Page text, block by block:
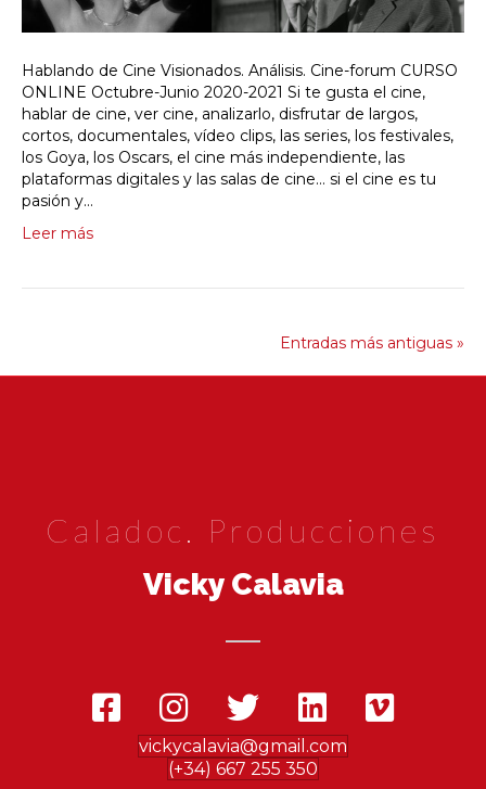
Hablando de Cine Visionados. Análisis. Cine-forum CURSO
ONLINE Octubre-Junio 2020-2021 Si te gusta el cine,
hablar de cine, ver cine, analizarlo, disfrutar de largos,
cortos, documentales, vídeo clips, las series, los festivales,
los Goya, los Oscars, el cine más independiente, las
plataformas digitales y las salas de cine… si el cine es tu
pasión y…
Leer más
Entradas más antiguas »
Caladoc. Producciones
Vicky Calavia
vickycalavia@gmail.com
(+34) 667 255 350